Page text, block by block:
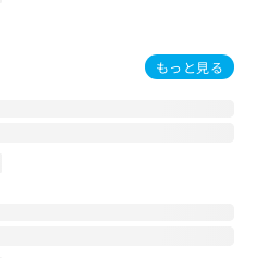
もっと見る